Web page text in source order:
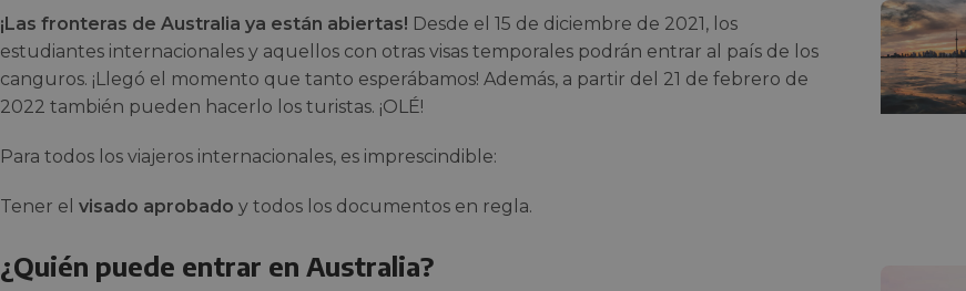
¡Las fronteras de Australia ya están abiertas! Desde el 15 de diciembre de 2021, los
estudiantes internacionales y aquellos con otras visas temporales podrán entrar al país de los
canguros. ¡Llegó el momento que tanto esperábamos! Además, a partir del 21 de febrero de
2022 también pueden hacerlo los turistas. ¡OLÉ!
Para todos los viajeros internacionales, es imprescindible:
Tener el visado aprobado y todos los documentos en regla.
¿Quién puede entrar en Australia?